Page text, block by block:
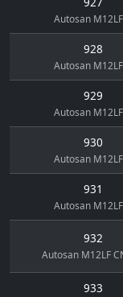
Autosan
928
Autosan
929
Autosan
930
Autosan
931
Autosan
932
Autosan M12LF
933